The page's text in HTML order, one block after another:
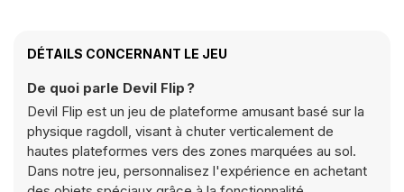
DÉTAILS CONCERNANT LE JEU
De quoi parle Devil Flip ?
Devil Flip est un jeu de plateforme amusant basé sur la
physique ragdoll, visant à chuter verticalement de
hautes plateformes vers des zones marquées au sol.
Dans notre jeu, personnalisez l'expérience en achetant